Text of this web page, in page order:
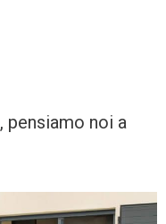
, pensiamo noi a